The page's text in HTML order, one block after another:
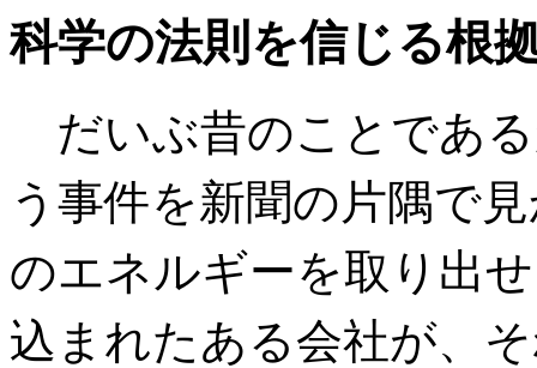
科学の法則を信じる根
だいぶ昔のことであ
う事件を新聞の片隅で
のエネルギーを取り出
込まれたある会社が、